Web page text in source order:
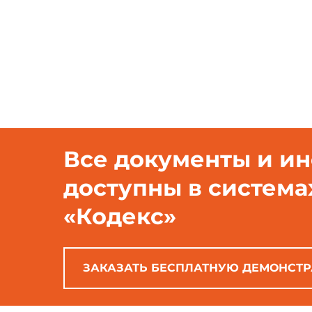
- термометр для
- психрометр для
Все документы и
доступны в
«Кодекс»
ЗАКАЗАТЬ БЕСПЛАТНУЮ